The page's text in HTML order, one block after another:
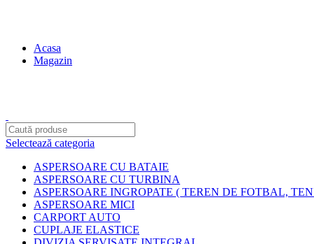
Acasa
Magazin
Selectează categoria
ASPERSOARE CU BATAIE
ASPERSOARE CU TURBINA
ASPERSOARE INGROPATE ( TEREN DE FOTBAL,
ASPERSOARE MICI
CARPORT AUTO
CUPLAJE ELASTICE